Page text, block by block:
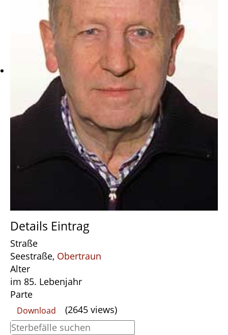
Details Eintrag
Straße
Seestraße, Obertraun
Alter
im 85. Lebenjahr
Parte
Download (2645 views)